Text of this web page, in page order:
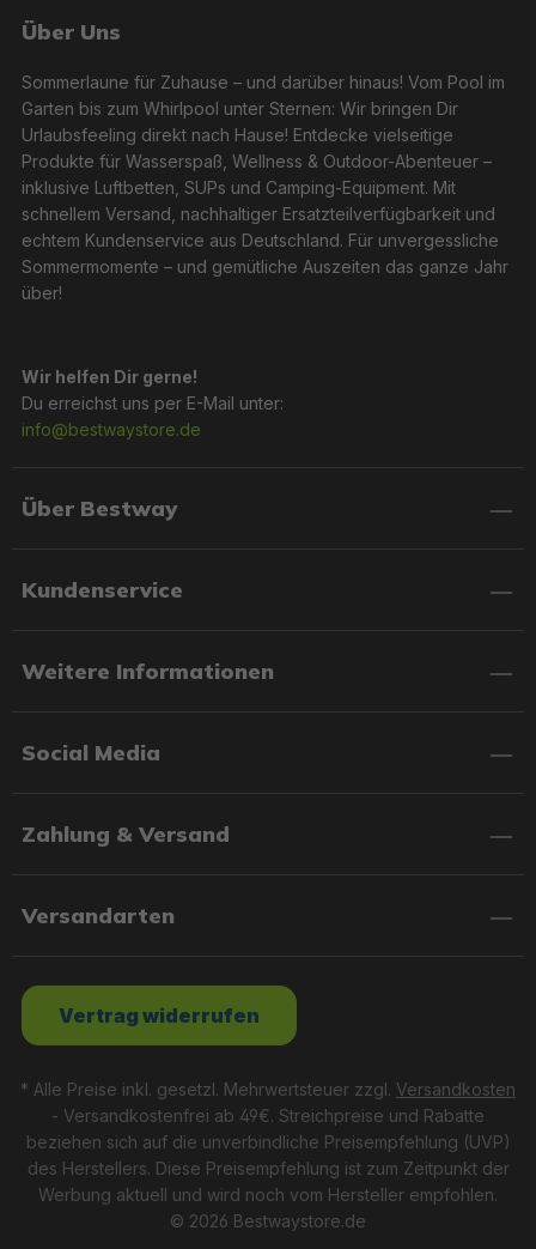
Über Uns
Sommerlaune für Zuhause – und darüber hinaus! Vom Pool im
Garten bis zum Whirlpool unter Sternen: Wir bringen Dir
Urlaubsfeeling direkt nach Hause! Entdecke vielseitige
Produkte für Wasserspaß, Wellness & Outdoor-Abenteuer –
inklusive Luftbetten, SUPs und Camping-Equipment. Mit
schnellem Versand, nachhaltiger Ersatzteilverfügbarkeit und
echtem Kundenservice aus Deutschland. Für unvergessliche
Sommermomente – und gemütliche Auszeiten das ganze Jahr
über!
Wir helfen Dir gerne!
Du erreichst uns per E-Mail unter:
info@bestwaystore.de
Über Bestway
Kundenservice
Weitere Informationen
Social Media
Zahlung & Versand
Versandarten
Vertrag widerrufen
* Alle Preise inkl. gesetzl. Mehrwertsteuer zzgl. Versandkosten
- Versandkostenfrei ab 49€. Streichpreise und Rabatte
beziehen sich auf die unverbindliche Preisempfehlung (UVP)
des Herstellers. Diese Preisempfehlung ist zum Zeitpunkt der
Werbung aktuell und wird noch vom Hersteller empfohlen.
© 2026 Bestwaystore.de